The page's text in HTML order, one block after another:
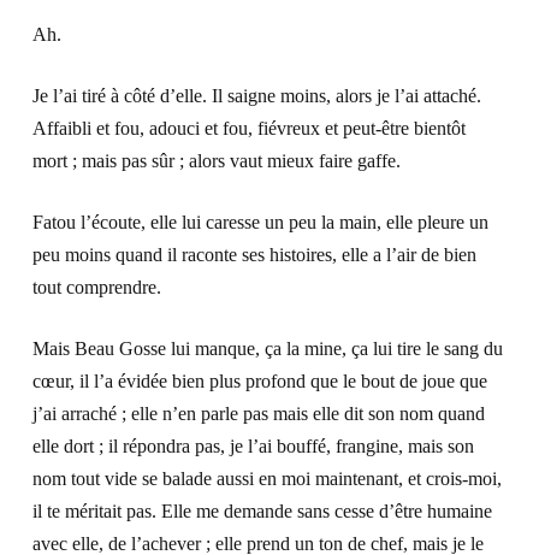
Ah.
Je l’ai tiré à côté d’elle. Il saigne moins, alors je l’ai attaché.
Affaibli et fou, adouci et fou, fiévreux et peut-être bientôt
mort ; mais pas sûr ; alors vaut mieux faire gaffe.
Fatou l’écoute, elle lui caresse un peu la main, elle pleure un
peu moins quand il raconte ses histoires, elle a l’air de bien
tout comprendre.
Mais Beau Gosse lui manque, ça la mine, ça lui tire le sang du
cœur, il l’a évidée bien plus profond que le bout de joue que
j’ai arraché ; elle n’en parle pas mais elle dit son nom quand
elle dort ; il répondra pas, je l’ai bouffé, frangine, mais son
nom tout vide se balade aussi en moi maintenant, et crois-moi,
il te méritait pas. Elle me demande sans cesse d’être humaine
avec elle, de l’achever; elle prend un ton de chef, mais je le